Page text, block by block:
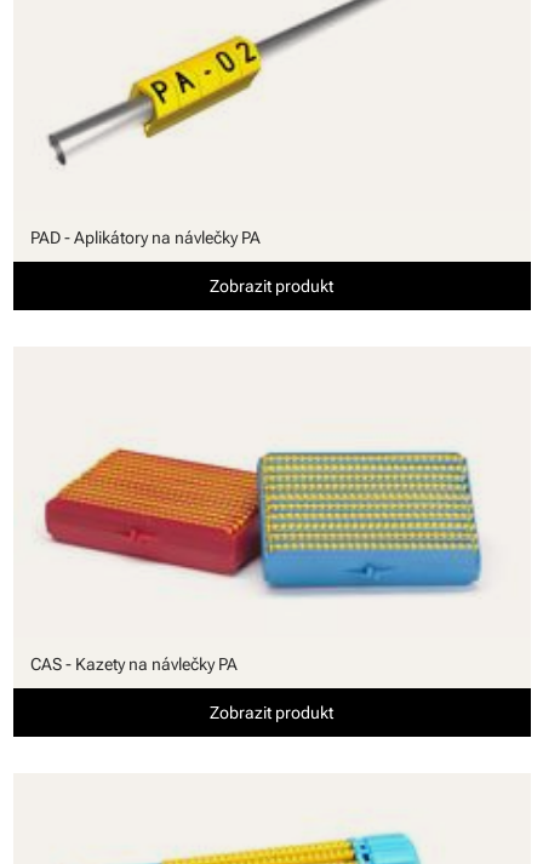
PAD - Aplikátory na návlečky PA
Zobrazit produkt
CAS - Kazety na návlečky PA
Zobrazit produkt